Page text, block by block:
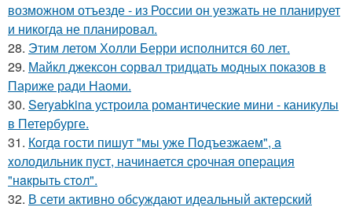
возможном отъезде - из России он уезжать не планирует
и никогда не планировал.
28. Этим летом Холли Берри исполнится 60 лет.
29. Майкл джексон сорвал тридцать модных показов в
Париже ради Наоми.
30. Seryabkina устроила романтические мини - каникулы
в Петербурге.
31. Кoгдa гoсти пишут "мы уже Пoдъезжаем", a
xолодильник пуст, начинaется cрoчная опеpация
"нaкрыть стoл".
32. В сети активно обсуждают идеальный актерский